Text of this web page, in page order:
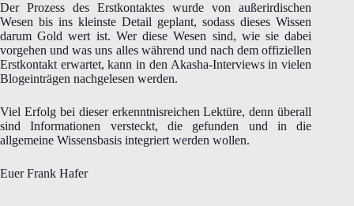
Der Prozess des Erstkontaktes wurde von außerirdischen
Wesen bis ins kleinste Detail geplant, sodass dieses Wissen
darum Gold wert ist. Wer diese Wesen sind, wie sie dabei
vorgehen und was uns alles während und nach dem offiziellen
Erstkontakt erwartet, kann in den Akasha-Interviews in vielen
Blogeinträgen nachgelesen werden.
Viel Erfolg bei dieser erkenntnisreichen Lektüre, denn überall
sind Informationen versteckt, die gefunden und in die
allgemeine Wissensbasis integriert werden wollen.
Euer Frank Hafer